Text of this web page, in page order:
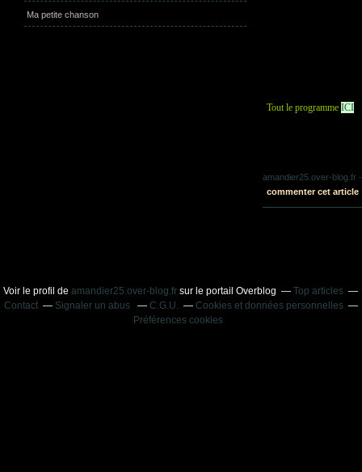
Ma petite chanson
Tout le programme ICI
amandier25.over-blog.fr -
commenter cet article
Voir le profil deamandier25.over-blog.fr sur le portail Overblog
Top articles
Contact
Signaler un abus C.G.U.
Cookies et données personnelles
Préférences cookies